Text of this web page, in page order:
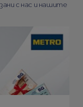
с нас и нашите